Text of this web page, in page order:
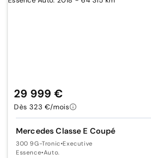
Mercedes Classe E Coupé
300 9G-Tronic•Executive
Essence•Auto.
29 999 €
Dès 323 €/mois